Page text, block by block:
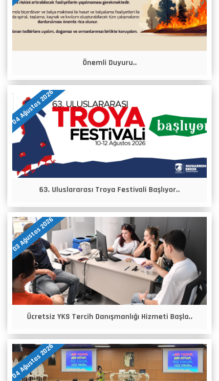
Önemli Duyuru..
04 Ağustos 2026
63. Uluslararası Troya Festivali Başlıyor..
03 Ağustos 2026
Ücretsiz YKS Tercih Danışmanlığı Hizmeti Başla..
04 Ağustos 2026